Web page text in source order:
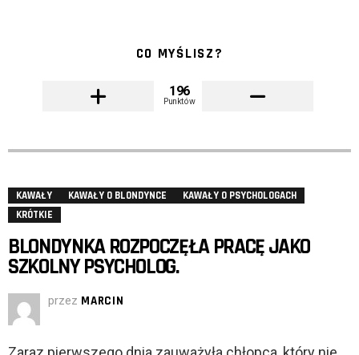
CO MYŚLISZ?
196
Punktów
KAWAŁY KAWAŁY O BLONDYNCE
KAWAŁY O PSYCHOLOGACH
KRÓTKIE
BLONDYNKA ROZPOCZĘŁA PRACĘ JAKO
SZKOLNY PSYCHOLOG.
przez MARCIN